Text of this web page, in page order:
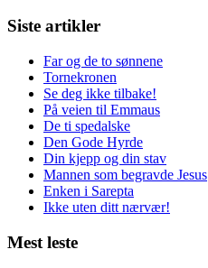
Siste artikler
Far og de to sønnene
Tornekronen
Se deg ikke tilbake!
På veien til Emmaus
De ti spedalske
Den Gode Hyrde
Din kjepp og din stav
Mannen som begravde Jesus
Enken i Sarepta
Ikke uten ditt nærvær!
Mest leste